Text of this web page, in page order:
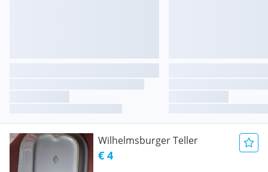
Wilhelmsburger Teller
€ 4